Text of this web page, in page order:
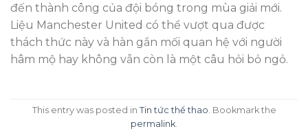
đến thành công của đội bóng trong mùa giải mới.
Liệu Manchester United có thể vượt qua được
thách thức này và hàn gắn mối quan hệ với người
hâm mộ hay không vẫn còn là một câu hỏi bỏ ngỏ.
This entry was posted in Tin tức thể thao . Bookmark the
permalink